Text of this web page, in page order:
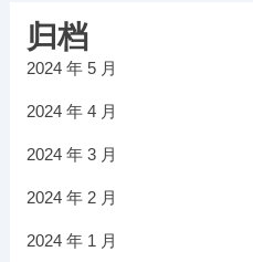
归档
2024 年 5 月
2024 年 4 月
2024 年 3 月
2024 年 2 月
2024 年 1 月